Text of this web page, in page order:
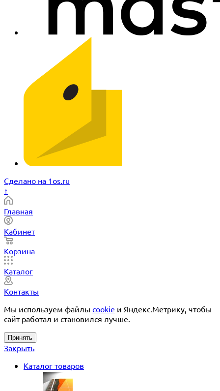
Сделано на 1os.ru
↑
Главная
Кабинет
Корзина
Каталог
Контакты
Мы используем файлы cookie и Яндекс.Метрику, чтобы
сайт работал и становился лучше.
Принять
Закрыть
Каталог товаров